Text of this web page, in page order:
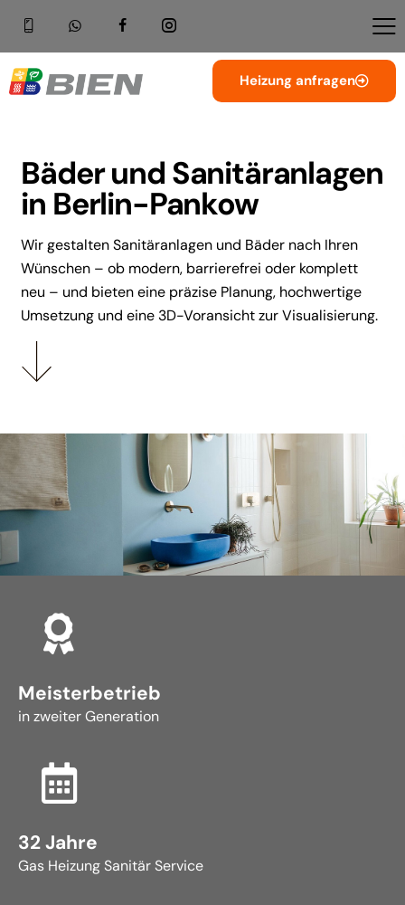
Heizung anfragen
Bäder und Sanitäranlagen
in Berlin-Pankow
Wir gestalten Sanitäranlagen und Bäder nach Ihren
Wünschen – ob modern, barrierefrei oder komplett
neu – und bieten eine präzise Planung, hochwertige
Umsetzung und eine 3D-Voransicht zur Visualisierung.
Meisterbetrieb
in zweiter Generation
32 Jahre
Gas Heizung Sanitär Service